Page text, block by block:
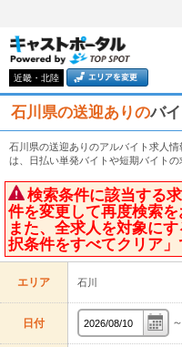
近畿・北陸
石川県の送迎ありのバ
石川県の送迎ありのアルバイト求人
は、日払い単発バイトや短期バイトの
検索条件に該当する
件を変更して再度検索を
また、全求人を対象に
択条件をすべてクリア」
エリア 石川
日付 ～